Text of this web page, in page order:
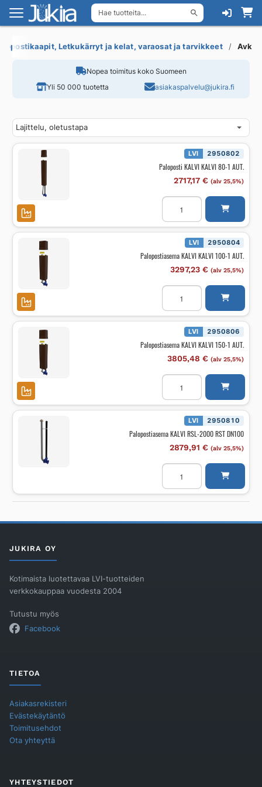
Hae tuotteita...
Siirry
navigointiin
Siirry
sisältöön
Letkukärryt ja kelat, varaosat ja tarvikkeet Avk
Nopea toimitus koko Suomeen
Yli 50 000 tuotetta
asiakaspalvelu@jukira.fi
LVI 2950802
Paloposti KALVI KALVI 80-1 AUT.
2717,17 € (alv 25,5%)
Paloposti
KALVI
KALVI
80-
1
määrä
LVI 2950804
Palopostiasema KALVI KALVI 100-1 AUT.
3297,23 € (alv 25,5%)
Palopostiasema
KALVI
KALVI
100-
1
määrä
LVI 2950806
Palopostiasema KALVI KALVI 150-1 AUT.
3805,48 € (alv 25,5%)
Palopostiasema
KALVI
KALVI
150-
1
määrä
LVI 2950810
Palopostiasema KALVI RSL-2000 RST DN100
2879,91 € (alv 25,5%)
Palopostiasema
KALVI
2000
RST
JUKIRA OY
Kotimaista luotettavaa LVI-tuotteiden
verkkokauppaa vuodesta 2004
Tutustu myös
Facebook
TIETOA
Asiakasrekisteri
Evästekäytäntö
Toimitusehdot
Ota yhteyttä
YHTEYSTIEDOT